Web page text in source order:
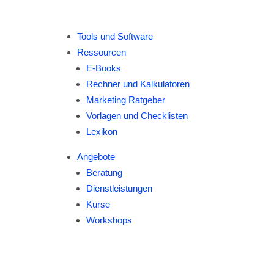
Tools und Software
Ressourcen
E-Books
Rechner und Kalkulatoren
Marketing Ratgeber
Vorlagen und Checklisten
Lexikon
Angebote
Beratung
Dienstleistungen
Kurse
Workshops